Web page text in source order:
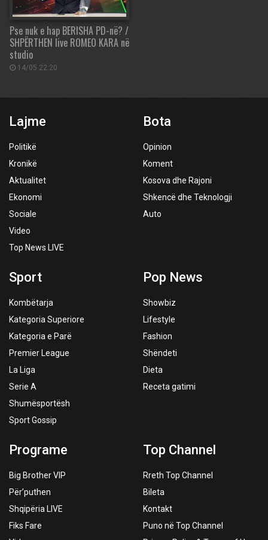
Pse nuk e hap BERISHA PD-në? /
SHPËRTHEN live ROMEO KARA në
studio
14/05 22:20
Lajme
Politikë
Kronikë
Aktualitet
Ekonomi
Sociale
Video
Top News LIVE
Bota
Opinion
Koment
Kosova dhe Rajoni
Shkencë dhe Teknologji
Auto
Sport
Kombëtarja
Kategoria Superiore
Kategoria e Parë
Premier League
La Liga
Serie A
Shumësportësh
Sport Gossip
Pop News
Showbiz
Lifestyle
Fashion
Shëndeti
Dieta
Receta gatimi
Programe
Big Brother VIP
Për’puthen
Shqipëria LIVE
Fiks Fare
Top Channel
Rreth Top Channel
Bileta
Kontakt
Puno në Top Channel